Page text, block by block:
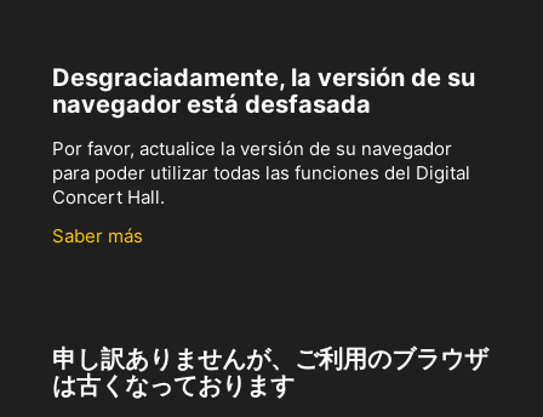
Desgraciadamente, la versión de su
navegador está desfasada
Por favor, actualice la versión de su navegador
para poder utilizar todas las funciones del Digital
Concert Hall.
Saber más
申し訳ありませんが、ご利用のブラウザ
は古くなっております